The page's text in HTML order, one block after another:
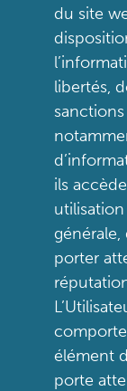
du site
libertés,
ils
porter
élément
porte